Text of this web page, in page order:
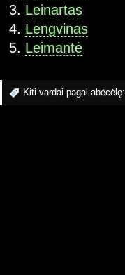
Leinartas
Lengvinas
Leimantė
Kiti vardai pagal abėcėlę: